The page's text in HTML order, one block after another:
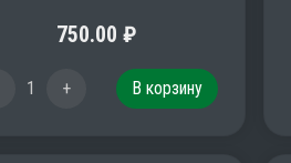
750.00 ₽
1 + В корзину